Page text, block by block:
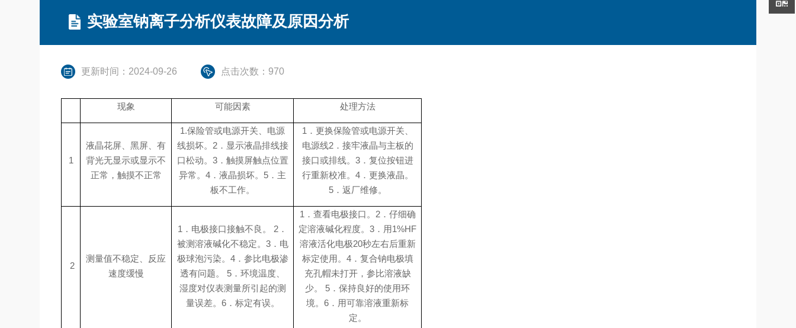
实验室钠离子分析仪表故障及原因分析
更新时间：2024-09-26 点击次数：970
现象 可能因素 处理方法
1
液晶花屏、黑屏、有
背光无显示或显示不
正常，触摸不正常
1.保险管或电源开关、电源
线损坏。 2．显示液晶排线接
口松动。 3．触摸屏触点位置
异常。4．液晶损坏。 5．主
板不工作。
1．更换保险管或电源开关、
电源线2．接牢液晶与主板的
接口或排线。 3．复位按钮进
行重新校准。 4．更换液晶。
5．返厂维修。
2
测量值不稳定、反应
速度缓慢
1．电极接口接触不良。 2．
被测溶液碱化不稳定。 3．电
极球泡污染。 4．参比电极渗
透有问题。 5．环境温度、
湿度对仪表测量所引起的测
量误差。 6．标定有误。
1．查看电极接口。 2．仔细确
定溶液碱化程度。3．用1%HF
溶液活化电极20秒左右后重新
标定使用。 4．复合钠电极填
充孔帽未打开，参比溶液缺
少。 5．保持良好的使用环
境。6．用可靠溶液重新标
定。